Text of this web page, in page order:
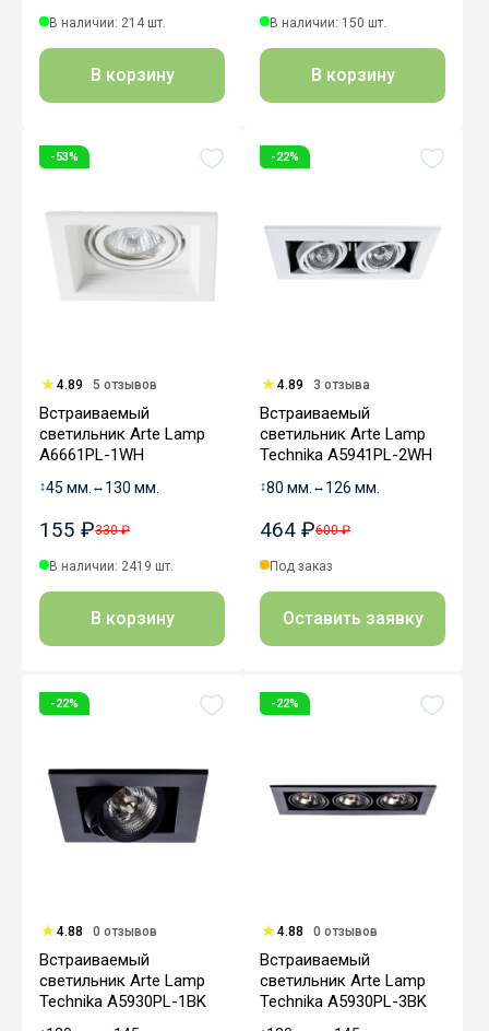
В наличии: 214 шт.
В корзину
В наличии: 150 шт.
В корзину
-53%
4.89 5 отзывов
Встраиваемый
светильник Arte Lamp
A6661PL-1WH
↕45 мм. ↔ 130 мм.
155 ₽330 ₽
В наличии: 2419 шт.
В корзину
-22%
4.89 3 отзыва
Встраиваемый
светильник Arte Lamp
Technika A5941PL-2WH
↕80 мм. ↔ 126 мм.
464 ₽600 ₽
Под заказ
Оставить заявку
-22%
4.88 0 отзывов
Встраиваемый
светильник Arte Lamp
Technika A5930PL-1BK
-22%
4.88 0 отзывов
Встраиваемый
светильник Arte Lamp
Technika A5930PL-3BK